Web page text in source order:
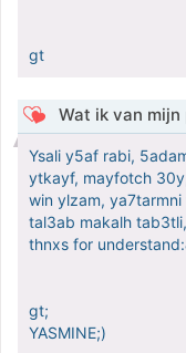
gt
Wat ik van
Ysali y5af rabi,
ytkayf, mayfotch
win ylzam,
tal3ab makalh
thnxs for
gt;
YASMINE;)